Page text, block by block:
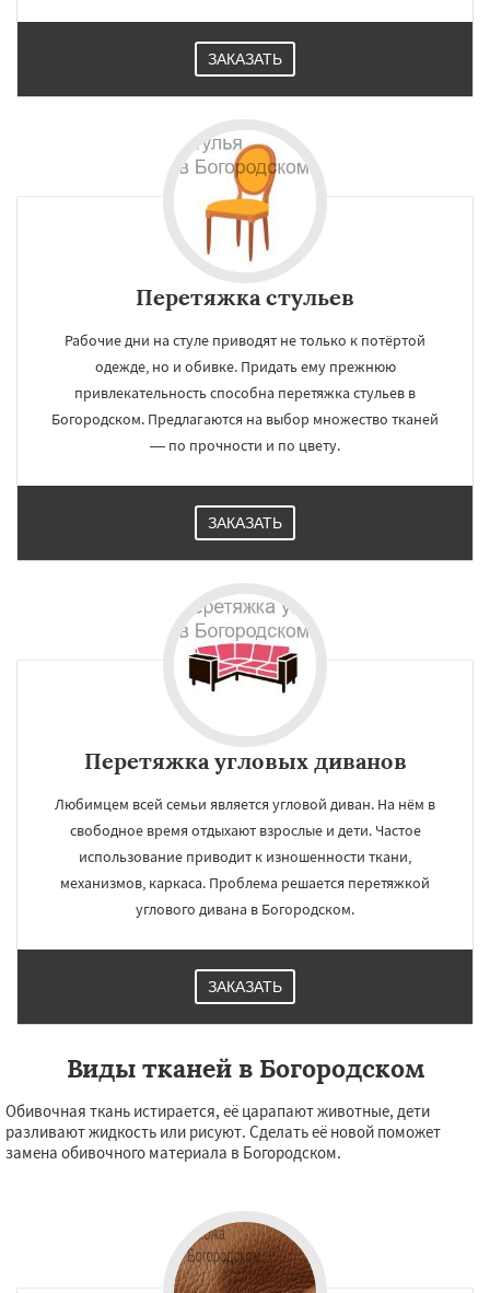
ЗАКАЗАТЬ
Перетяжка стульев
Рабочие дни на стуле приводят не только к потёртой
одежде, но и обивке. Придать ему прежнюю
привлекательность способна перетяжка стульев в
Богородском. Предлагаются на выбор множество тканей
— по прочности и по цвету.
ЗАКАЗАТЬ
Перетяжка угловых диванов
Любимцем всей семьи является угловой диван. На нём в
свободное время отдыхают взрослые и дети. Частое
использование приводит к изношенности ткани,
механизмов, каркаса. Проблема решается перетяжкой
углового дивана в Богородском.
ЗАКАЗАТЬ
Виды тканей в Богородском
Обивочная ткань истирается, её царапают животные, дети
разливают жидкость или рисуют. Сделать её новой поможет
замена обивочного материала в Богородском.